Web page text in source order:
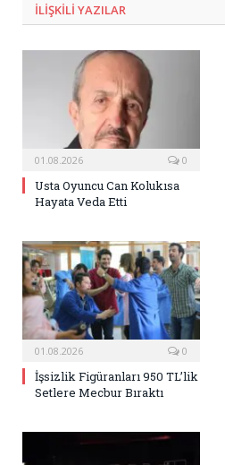
ILIŞKILI YAZILAR
01.08.2026 0
Usta Oyuncu Can Kolukısa
Hayata Veda Etti
01.08.2026 0
İşsizlik Figüranları 950 TL’lik
Setlere Mecbur Bıraktı